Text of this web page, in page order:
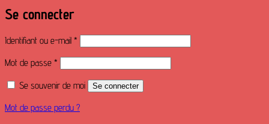
Se connecter
Identifiant ou e-mail *
Mot de passe *
Se souvenir de moi Se connecter
Mot de passe perdu ?